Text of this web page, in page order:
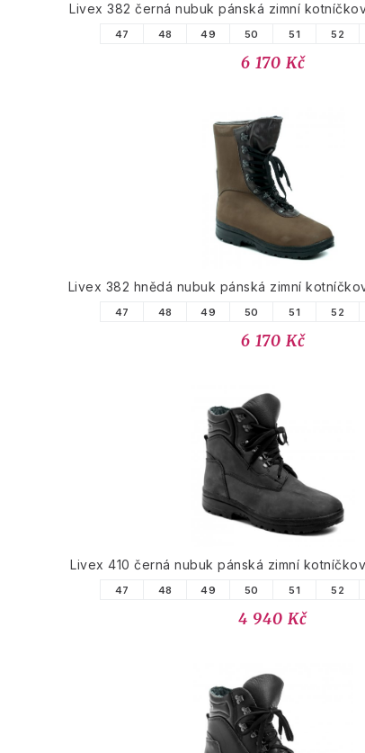
Livex 382 černá nubuk pánská zimní
47 48 49 50 51 52
6 170 Kč
Livex 382 hnědá nubuk pánská zimní
47 48 49 50 51 52
6 170 Kč
Livex 410 černá nubuk pánská zimní
47 48 49 50 51 52
4 940 Kč